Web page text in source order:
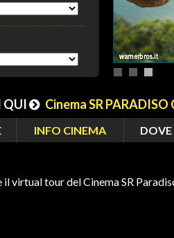
QUI Cinema SR PARADISO
INFO CINEMA
virtual tour del Cinema SR